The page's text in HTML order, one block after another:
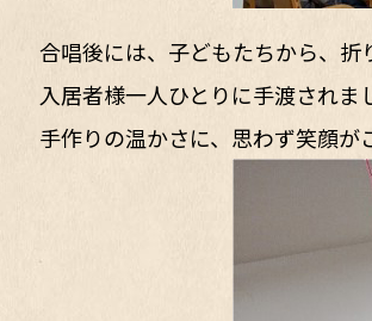
合唱後には、子どもたちから、折
入居者様一人ひとりに手渡されま
手作りの温かさに、思わず笑顔